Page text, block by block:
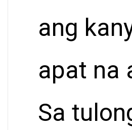
ang
apat na
Sa